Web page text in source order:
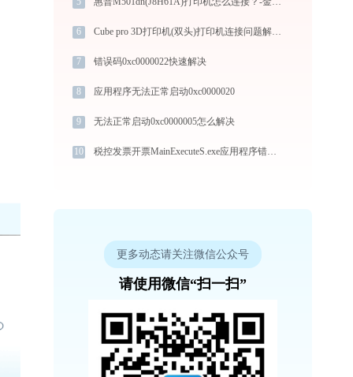
6 Cube pro 3D打印机(双头)打印机连接问题解决指南 -金山毒霸
7 错误码0xc0000022快速解决
8 应用程序无法正常启动0xc0000020
9 无法正常启动0xc0000005怎么解决
10 税控发票开票MainExecuteS.exe应用程序错误0xc000000d解决方法
更多动态请关注微信公众号
请使用微信“扫一扫”